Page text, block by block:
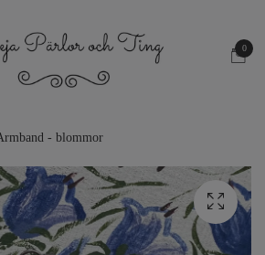
0
- blommor